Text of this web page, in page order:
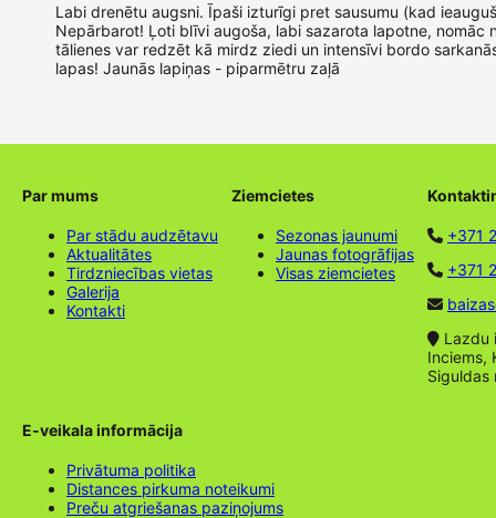
Labi drenētu augsni. Īpaši izturīgi pret sausumu (kad
Nepārbarot! Ļoti blīvi augoša, labi sazarota lapotne, nomāc
tālienes var redzēt kā mirdz ziedi un intensīvi bordo
lapas! Jaunās lapiņas - piparmētru zaļā
Par mums
Par stādu audzētavu
Aktualitātes
Tirdzniecības vietas
Galerija
Kontakti
Ziemcietes
Sezonas jaunumi
Jaunas fotogrāfijas
Visas ziemcietes
+371
+371
Lazdu
Inciems,
Siguldas
E-veikala informācija
Privātuma politika
Distances pirkuma noteikumi
Preču atgriešanas paziņojums